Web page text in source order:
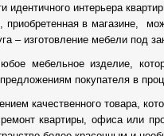
идентичного интерьера
приобретенная в магазине,
– изготовление мебели под
мебельное изделие,
покупателя в
качественного товара,
квартиры, офиса или